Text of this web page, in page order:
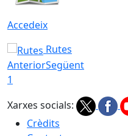
Accedeix
Rutes
AnteriorSegüent
1
Xarxes socials:
Crèdits